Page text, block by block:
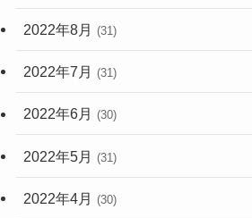
2022年8月 (31)
2022年7月 (31)
2022年6月 (30)
2022年5月 (31)
2022年4月 (30)